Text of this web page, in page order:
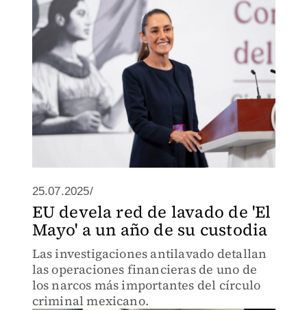
25.07.2025/
EU devela red de lavado de 'El
Mayo' a un año de su custodia
Las investigaciones antilavado detallan
las operaciones financieras de uno de
los narcos más importantes del círculo
criminal mexicano.